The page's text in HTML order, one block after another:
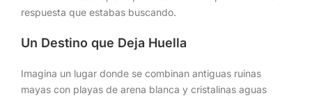
respuesta que estabas buscando.
Un Destino que Deja Huella
Imagina un lugar donde se combinan antiguas ruinas
mayas con playas de arena blanca y cristalinas aguas